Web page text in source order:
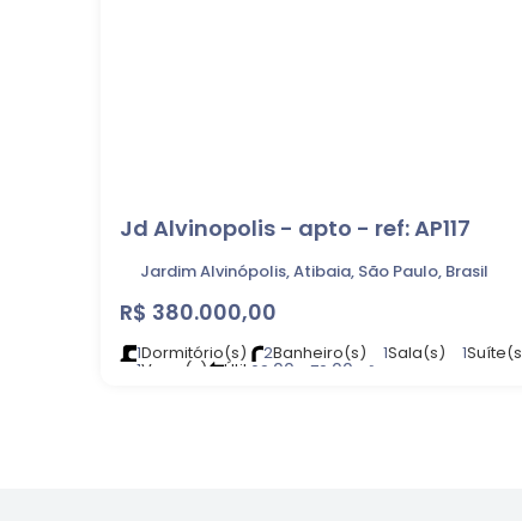
Jd Alvinopolis - apto - ref: AP117
R$ 380.000,00
Jardim Alvinópolis, Atibaia, São Paulo, Brasil
1Dormitório(s) 2Banheiro(s) 1Sala(s) 1
1Vaga(s) Útil: 69 .00 ~ 70 .00 m²